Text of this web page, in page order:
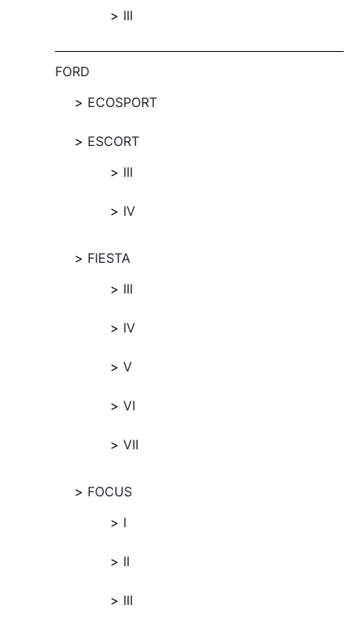
III
FORD
ECOSPORT
ESCORT
III
IV
FIESTA
III
IV
V
VI
VII
FOCUS
I
II
III